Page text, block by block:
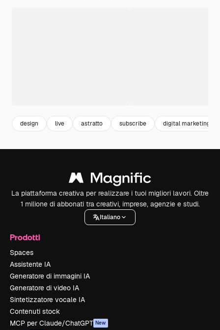
design live astratto subscribe digital marketing
La piattaforma creativa per realizzare i tuoi migliori lavori. Oltre
1 milione di abbonati tra creativi, imprese, agenzie e studi.
Italiano
Prodotti
Spaces
Assistente IA
Generatore di immagini IA
Generatore di video IA
Sintetizzatore vocale IA
Contenuti stock
MCP per Claude/ChatGPT New